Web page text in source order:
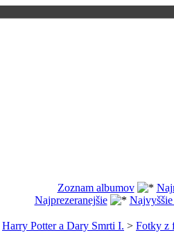
Zoznam albumov
Najprezeranejšie
Harry Potter a Dary Smrti I. > Fotky z